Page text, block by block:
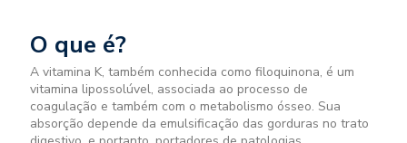
O que é?
A vitamina K, também conhecida como filoquinona, é um
vitamina lipossolúvel, associada ao processo de
coagulação e também com o metabolismo ósseo. Sua
absorção depende da emulsificação das gorduras no trato